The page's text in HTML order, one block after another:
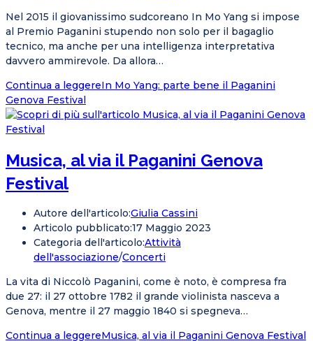
Nel 2015 il giovanissimo sudcoreano In Mo Yang si impose
al Premio Paganini stupendo non solo per il bagaglio
tecnico, ma anche per una intelligenza interpretativa
davvero ammirevole. Da allora…
Continua a leggereIn Mo Yang: parte bene il Paganini
Genova Festival
Musica, al via il Paganini Genova
Festival
Autore dell'articolo:Giulia Cassini
Articolo pubblicato:17 Maggio 2023
Categoria dell'articolo:Attività
dell'associazione/Concerti
La vita di Niccolò Paganini, come è noto, è compresa fra
due 27: il 27 ottobre 1782 il grande violinista nasceva a
Genova, mentre il 27 maggio 1840 si spegneva…
Continua a leggereMusica, al via il Paganini Genova Festival